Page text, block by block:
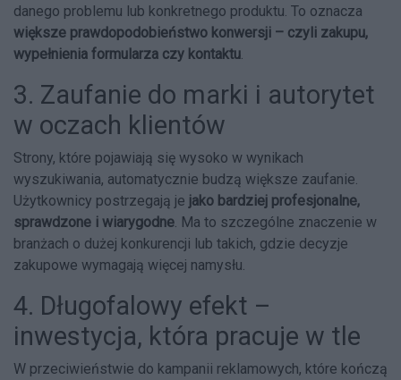
danego problemu lub konkretnego produktu. To oznacza
większe prawdopodobieństwo konwersji – czyli zakupu,
wypełnienia formularza czy kontaktu
3. Zaufanie do marki i autorytet
w oczach klientów
Strony, które pojawiają się wysoko w wynikach
wyszukiwania, automatycznie budzą większe zaufanie.
Użytkownicy postrzegają je jako bardziej profesjonalne,
sprawdzone i wiarygodne . Ma to szczególne znaczenie w
branżach o dużej konkurencji lub takich, gdzie decyzje
zakupowe wymagają więcej namysłu.
4. Długofalowy efekt –
inwestycja, która pracuje w tle
W przeciwieństwie do kampanii reklamowych, które kończą